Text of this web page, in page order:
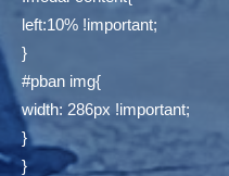
left:10% !important;
}
#pban img{
width: 286px !important;
}
}